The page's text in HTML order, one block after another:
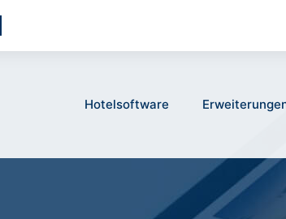
Hotelsoftware